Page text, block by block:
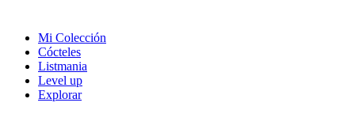
Mi Colección
Cócteles
Listmania
Level up
Explorar